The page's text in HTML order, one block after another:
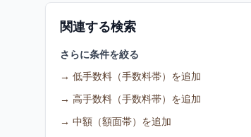
関連する検索
さらに条件を絞る
→ 低手数料（手数料帯）を追加
→ 高手数料（手数料帯）を追加
→ 中額（額面帯）を追加